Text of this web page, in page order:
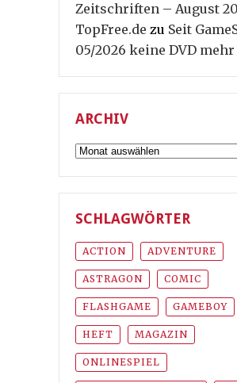
Zeitschriften – August
TopFree.de zu Seit
05/2026 keine DVD mehr
ARCHIV
Archiv
SCHLAGWÖRTER
ACTION ADVENTURE
ASTRAGON COMIC
FLASHGAME GAMEBOY
HEFT MAGAZIN
ONLINESPIEL